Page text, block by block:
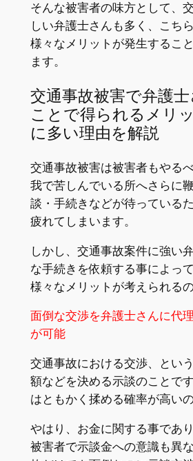
そんな被害者の味方として、
しい弁護士さんも多く、こち
様々なメリットが発生するこ
ます。
交通事故被害で弁護士
ことで得られるメリ
に多い理由を解説
交通事故被害は被害者もやる
我で苦しんでいる所へさらに
談・手続きなどが待っている
疲れてしまいます。
しかし、交通事故案件に強い
な手続きを依頼する事によっ
様々なメリットが考えられるの
面倒な交渉を弁護士さんに代
が可能
交通事故における交渉、とい
額などを決める示談のことで
はともかく揉める確率が高いの
やはり、お金に関する事であ
被害者で示談金への意識も異